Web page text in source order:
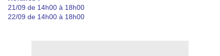
21/09 de 14h00 à 18h00
22/09 de 14h00 à 18h00